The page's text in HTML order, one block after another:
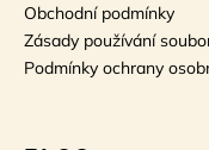
Obchodní podmínky
Zásady používání
Podmínky ochrany